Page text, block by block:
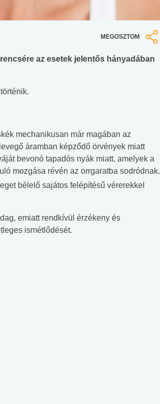
MEGOSZTOM
az esetek jelentős hányadában
mechanikusan már magában az
áramban képződő örvények miatt
bevonó tapadós nyák miatt, amelyek a
mozgása révén az orrgaratba sodródnak.
bélelő sajátos felépítésű vérerekkel
emiatt rendkívül érzékeny és
ismétlődését.